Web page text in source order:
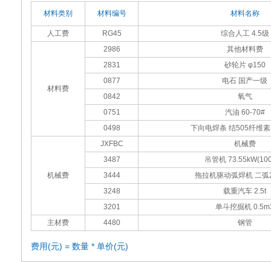
材料类别 材料编号 材料名称
人工费 RG45 综合人工 4.5级
材料费
2986
其他材料费
2831
砂轮片 φ150
0877
电石 国产一级
0842
氧气
0751
汽油 60-70#
0498
下向电焊条 结505纤维
机械费
JXFBC
机械费
3487
吊管机
3444
拖拉机驱动弧焊机 二
3248
载重汽车 2.5t
3201
单斗挖掘机
主材费
4480 钢管
费用(元) = 数量 * 单价(元)